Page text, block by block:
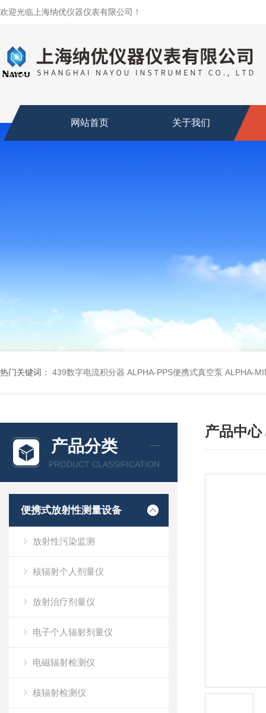
欢迎光临上海纳优仪器仪表有限公司！
网站首页 关于我们
热门关键词： 439数字电流积分器 ALPHA-PPS便携式真空泵 ALPHA-
产品分类
PRODUCT CLASSIFICATION
便携式放射性测量设备
放射性污染监测
核辐射个人剂量仪
放射治疗剂量仪
电子个人辐射剂量仪
电磁辐射检测仪
核辐射检测仪
产品中心